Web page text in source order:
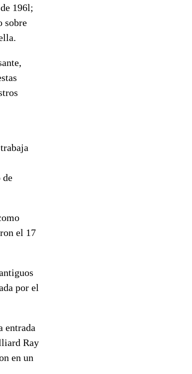
196l;
sobre
de
el 17
por el
entrada
Ray
en un